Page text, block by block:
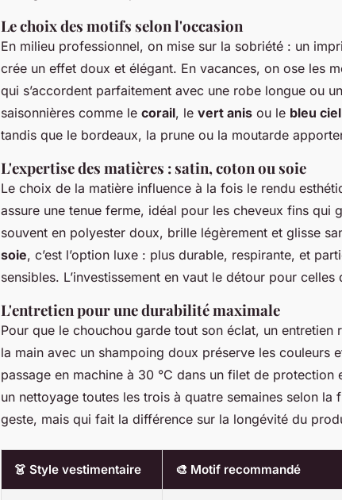
Le choix des motifs selon l'occasion
En milieu professionnel, on mise sur la sobriété : un
crée un effet doux et élégant. En vacances, on ose les
qui s’accordent parfaitement avec une robe longue ou
saisonnières comme le corail, le vert anis ou le bleu ciel
tandis que le bordeaux, la prune ou la moutarde
L'expertise des matières : satin, coton ou soie
Le choix de la matière influence à la fois le rendu
assure une tenue ferme, idéal pour les cheveux fins qui
souvent en polyester doux, brille légèrement et glisse
soie, c’est l’option luxe : plus durable, respirante, et
sensibles. L’investissement en vaut le détour pour
L'entretien pour une durabilité maximale
Pour que le chouchou garde tout son éclat, un entretien
la main avec un shampoing doux préserve les couleurs
passage en machine à 30 °C dans un filet de protection
un nettoyage toutes les trois à quatre semaines selon la
geste, mais qui fait la différence sur la longévité du
👗 Style vestimentaire 🎨 Motif recommandé